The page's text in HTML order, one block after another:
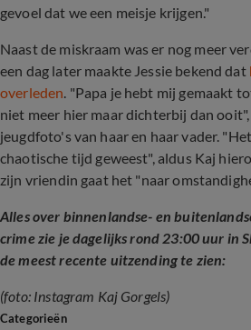
gevoel dat we een meisje krijgen."
Naast de miskraam was er nog meer
een dag later maakte Jessie bekend dat
overleden. "Papa je hebt mij gemaakt
niet meer hier maar dichterbij dan
jeugdfoto's van haar en haar vader.
chaotische tijd geweest", aldus Kaj
zijn vriendin gaat het "naar
Alles over binnenlandse- en
crime zie je dagelijks rond 23:00 uur in
de meest recente uitzending te zien:
(foto: Instagram Kaj Gorgels)
Categorieën